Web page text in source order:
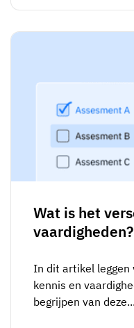
Wat is het
vaardigheden?
In dit artikel
kennis en
begrijpen van deze...